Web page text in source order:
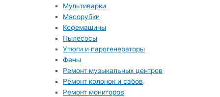
Мультиварки
Мясорубки
Кофемашины
Пылесосы
Утюги и парогенераторы
Фены
Ремонт музыкальных центров
Ремонт колонок и сабов
Ремонт мониторов